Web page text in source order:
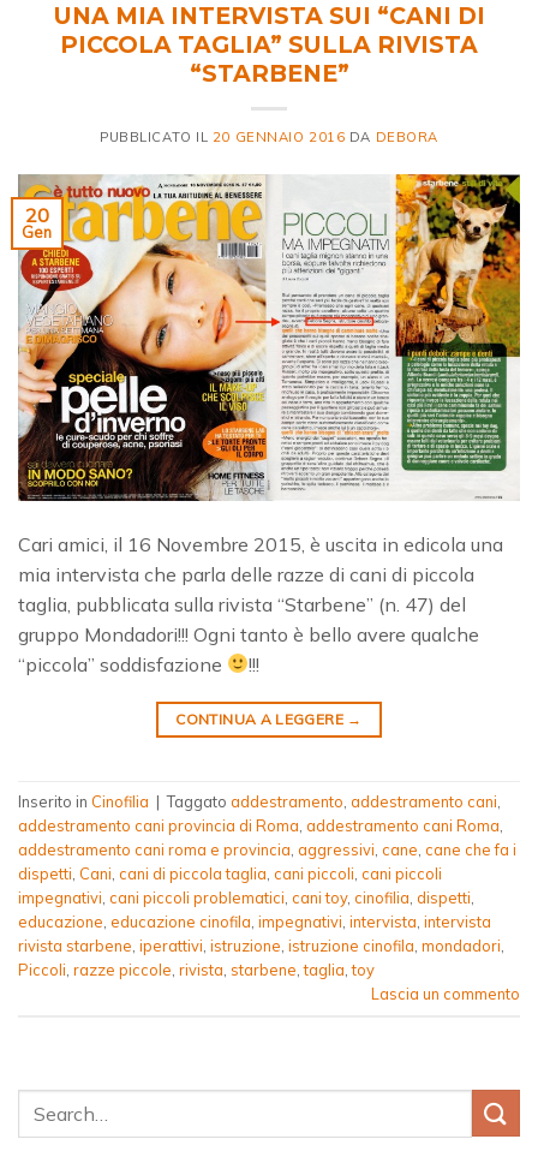
UNA MIA INTERVISTA SUI “CANI DI
PICCOLA TAGLIA” SULLA RIVISTA
“STARBENE”
PUBBLICATO IL 20 GENNAIO 2016 DA DEBORA
20
Gen
Cari amici, il 16 Novembre 2015, è uscita in edicola una
mia intervista che parla delle razze di cani di piccola
taglia, pubblicata sulla rivista “Starbene” (n. 47) del
gruppo Mondadori!!! Ogni tanto è bello avere qualche
“piccola” soddisfazione
!!!
CONTINUA A LEGGERE →
Inserito in Cinofilia | Taggato addestramento addestramento cani
addestramento cani provincia di Roma addestramento cani Roma
addestramento cani roma e provincia aggressivi cane cane che fa i
dispetti Cani cani di piccola taglia cani piccoli cani piccoli
impegnativi cani piccoli problematici cani toy, cinofilia dispetti
educazione educazione cinofila impegnativi intervista intervista
rivista starbene iperattivi istruzione istruzione cinofila mondadori
Piccoli razze piccole rivista starbene ,taglia ,toy
Lascia un commento